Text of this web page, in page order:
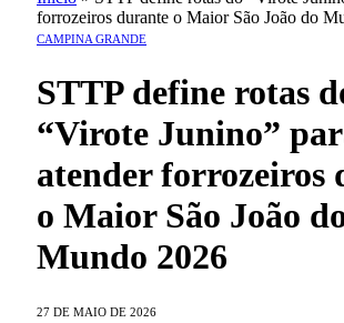
forrozeiros durante o Maior São João do
CAMPINA GRANDE
STTP define rotas
“Virote Junino”
atender forrozeiros
o Maior São João
Mundo 2026
27 DE MAIO DE 2026